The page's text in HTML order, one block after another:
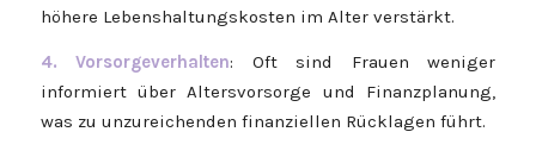
höhere Lebenshaltungskosten im Alter verstärkt.
4. Vorsorgeverhalten: Oft sind Frauen weniger
informiert über Altersvorsorge und Finanzplanung,
was zu unzureichenden finanziellen Rücklagen führt.